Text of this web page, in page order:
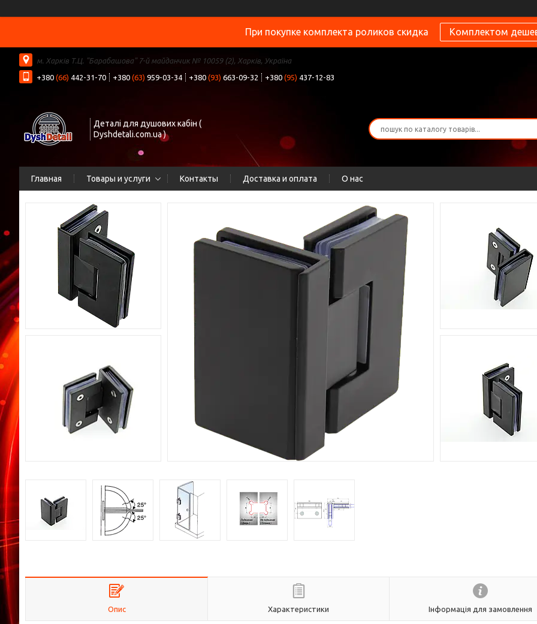
При покупке комплекта роликов скидка Комплектом
м. Харків Т.Ц. "Барабашова" 7-й майданчик № 10059 (2), Харків, Україна
+380 (66) 442-31-70 +380 (63) 959-03-34 +380 (93) 663-09-32 +380 (95) 437-12-83
Деталі для душових кабін (
Dyshdetali.com.ua )
Главная Товары и услуги Контакты Доставка и оплата О нас
Опис Характеристики Інформація для замовлення